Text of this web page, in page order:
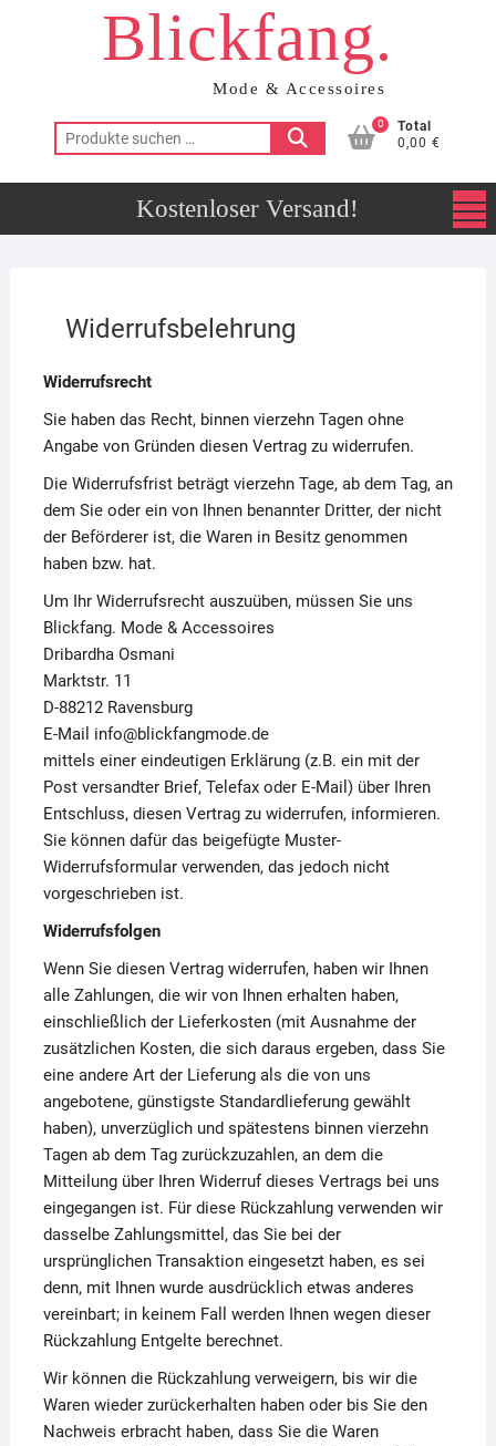
Blickfang.
Mode & Accessoires
Suchen
nach:
0
Total
0,00 €
Widerrufsbelehrung
Widerrufsrecht
Sie haben das Recht, binnen vierzehn Tagen ohne
Angabe von Gründen diesen Vertrag zu widerrufen.
Die Widerrufsfrist beträgt vierzehn Tage, ab dem Tag, an
dem Sie oder ein von Ihnen benannter Dritter, der nicht
der Beförderer ist, die Waren in Besitz genommen
haben bzw. hat.
Um Ihr Widerrufsrecht auszuüben, müssen Sie uns
Blickfang. Mode & Accessoires
Dribardha Osmani
Marktstr. 11
D-88212 Ravensburg
E-Mail info@blickfangmode.de
mittels einer eindeutigen Erklärung (z.B. ein mit der
Post versandter Brief, Telefax oder E-Mail) über Ihren
Entschluss, diesen Vertrag zu widerrufen, informieren.
Sie können dafür das beigefügte Muster-
Widerrufsformular verwenden, das jedoch nicht
vorgeschrieben ist.
Widerrufsfolgen
Wenn Sie diesen Vertrag widerrufen, haben wir Ihnen
alle Zahlungen, die wir von Ihnen erhalten haben,
einschließlich der Lieferkosten (mit Ausnahme der
zusätzlichen Kosten, die sich daraus ergeben, dass Sie
eine andere Art der Lieferung als die von uns
angebotene, günstigste Standardlieferung gewählt
haben), unverzüglich und spätestens binnen vierzehn
Tagen ab dem Tag zurückzuzahlen, an dem die
Mitteilung über Ihren Widerruf dieses Vertrags bei uns
eingegangen ist. Für diese Rückzahlung verwenden wir
dasselbe Zahlungsmittel, das Sie bei der
ursprünglichen Transaktion eingesetzt haben, es sei
denn, mit Ihnen wurde ausdrücklich etwas anderes
vereinbart; in keinem Fall werden Ihnen wegen dieser
Rückzahlung Entgelte berechnet.
Wir können die Rückzahlung verweigern, bis wir die
Waren wieder zurückerhalten haben oder bis Sie den
Nachweis erbracht haben, dass Sie die Waren